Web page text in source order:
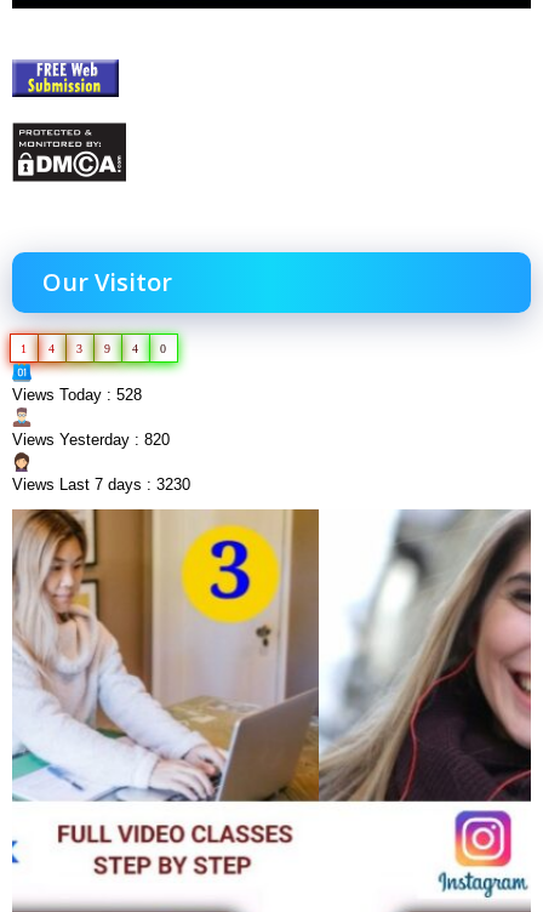
Our Visitor
1 4 3 9 4 0
Views Today : 528
Views Yesterday : 820
Views Last 7 days : 3230